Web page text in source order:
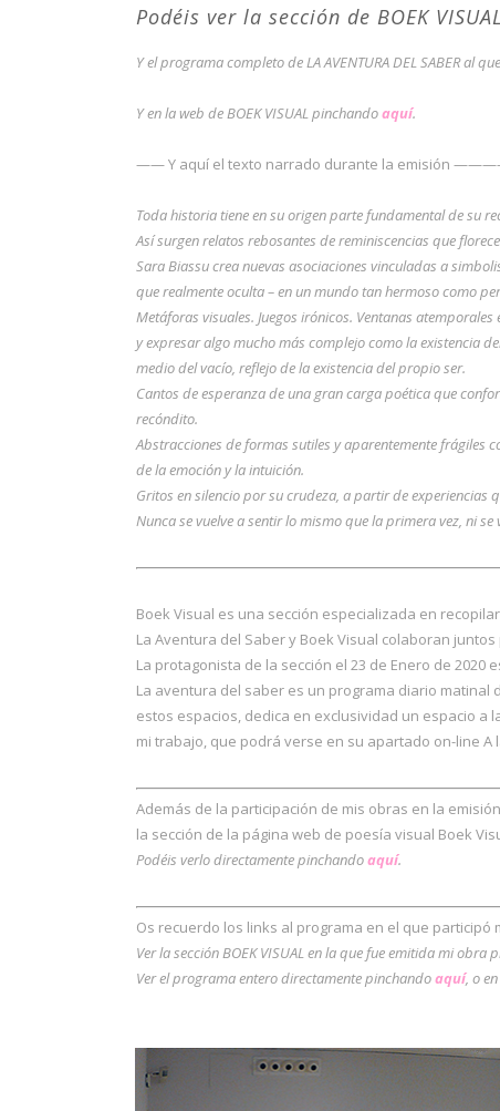
Podéis ver la sección de BOEK
Y el programa completo de LA AVENTURA DEL SABER al
Y en la web de BOEK VISUAL pinchandoaquí.
—— Y aquí el texto narrado durante la
Toda historia tiene en su origen parte fundamental de su
Así surgen relatos rebosantes de reminiscencias que
Sara Biassu crea nuevas asociaciones vinculadas a
que realmente oculta – en un mundo tan hermoso como
Metáforas visuales. Juegos irónicos. Ventanas
y expresar algo mucho más complejo como la existencia
medio del vacío, reflejo de la existencia del propio ser.
Cantos de esperanza de una gran carga poética que
recóndito.
Abstracciones de formas sutiles y aparentemente frágiles
de la emoción y la intuición.
Gritos en silencio por su crudeza, a partir de
Nunca se vuelve a sentir lo mismo que la primera vez, ni
Boek Visual es una sección especializada en
La Aventura del Saber y Boek Visual colaboran
La protagonista de la sección el 23 de Enero de 2020
La aventura del saber es un programa diario matinal
estos espacios, dedica en exclusividad un espacio a
mi trabajo, que podrá verse en su apartado on-line
Además de la participación de mis obras en la
la sección de la página web de poesía visual Boek
Podéis verlo directamente pinchandoaquí.
Os recuerdo los links al programa en el que
Ver la sección BOEK VISUAL en la que fue emitida mi obra
Ver el programa entero directamente pinchandoaquí, o